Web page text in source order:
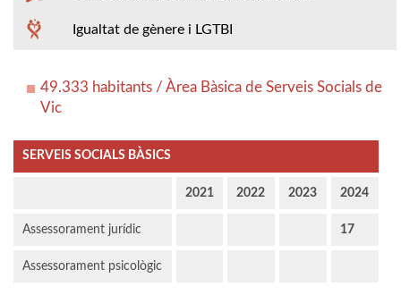
Igualtat de gènere i LGTBI
49.333 habitants / Àrea Bàsica de Serveis Socials de
Vic
SERVEIS SOCIALS BÀSICS
2021 2022 2023 2024
Assessorament jurídic 17
Assessorament psicològic